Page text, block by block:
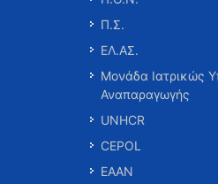
Π.Σ.
ΕΛ.ΑΣ.
Μονάδα Ιατρικώς
Αναπαραγωγής
UNHCR
CEPOL
ΕΑΑΝ